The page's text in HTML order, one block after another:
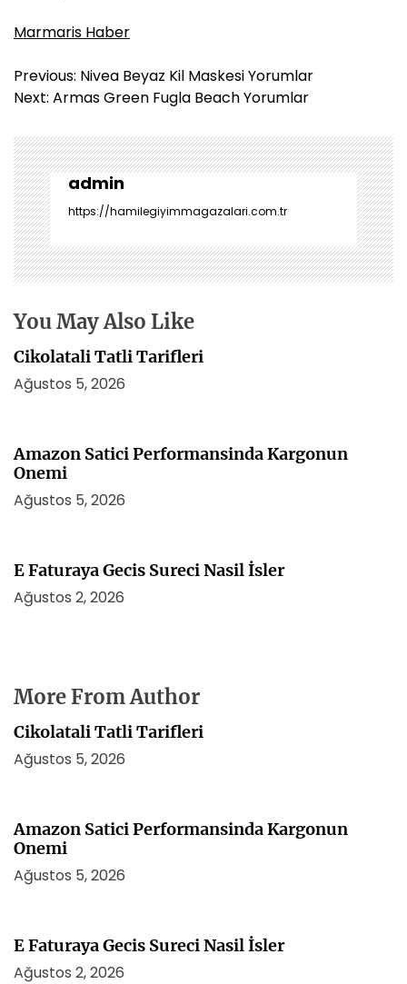
Marmaris Haber
Y
a
ı
g
e
z
i
n
m
s
i
Previous: Nivea Beyaz Kil Maskesi Yorumlar
Next: Armas Green Fugla Beach Yorumlar
admin
https://hamilegiyimmagazalari.com.tr
You May Also Like
Cikolatali Tatli Tarifleri
Ağustos 5, 2026
Amazon Satici Performansinda Kargonun
Onemi
Ağustos 5, 2026
E Faturaya Gecis Sureci Nasil İsler
Ağustos 2, 2026
More From Author
Cikolatali Tatli Tarifleri
Ağustos 5, 2026
Amazon Satici Performansinda Kargonun
Onemi
Ağustos 5, 2026
E Faturaya Gecis Sureci Nasil İsler
Ağustos 2, 2026